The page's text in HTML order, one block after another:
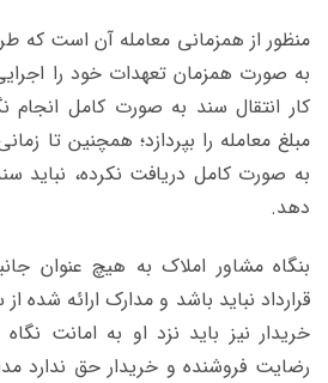
منظور از همزمانی معامله آن است که
به صورت همزمان تعهدات خود را
کار انتقال سند به صورت کامل انجام
مبلغ معامله را بپردازد؛ همچنین تا
به صورت کامل دریافت نکرده، نباید
دهد.
بنگاه مشاور املاک به هیچ عنوان
قرارداد نباید باشد و مدارک ارائه
خریدار نیز باید نزد او به امانت
رضایت فروشنده و خریدار حق ندارد